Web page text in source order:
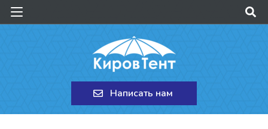
Написать нам